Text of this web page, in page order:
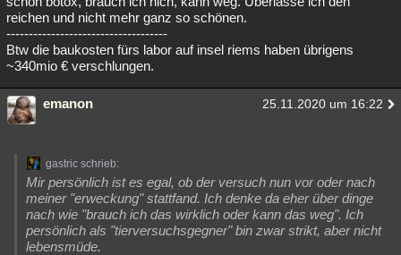
reichen und nicht mehr ganz so schönen.
------------------------------------
Btw die baukosten fürs labor auf insel riems haben übrigens
~340mio € verschlungen.
emanon 25.11.2020 um 16:22
gastric schrieb:
Mir persönlich ist es egal, ob der versuch nun vor oder nach
meiner "erweckung" stattfand. Ich denke da eher über dinge
nach wie "brauch ich das wirklich oder kann das weg". Ich
persönlich als "tierversuchsgegner" bin zwar strikt, aber nicht
lebensmüde.